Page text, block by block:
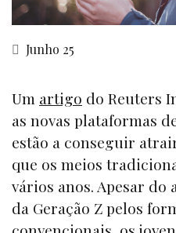
Junho 25
Um artigo do Reuters
as novas plataformas
estão a conseguir
que os meios
vários anos. Apesar do
da Geração Z pelos